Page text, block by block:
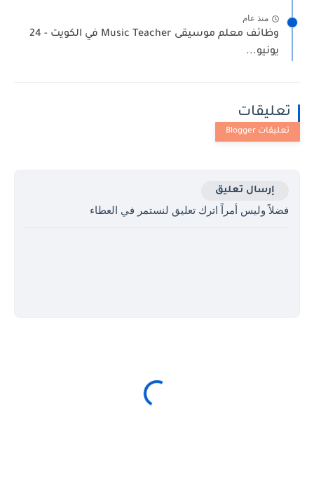
منذ عام
وظائف معلم موسيقى Music Teacher في الكويت - 24
يونيو...
تعليقات
إرسال تعليق
فضلاً وليس أمراً اترك تعليق لنستمر في العطاء